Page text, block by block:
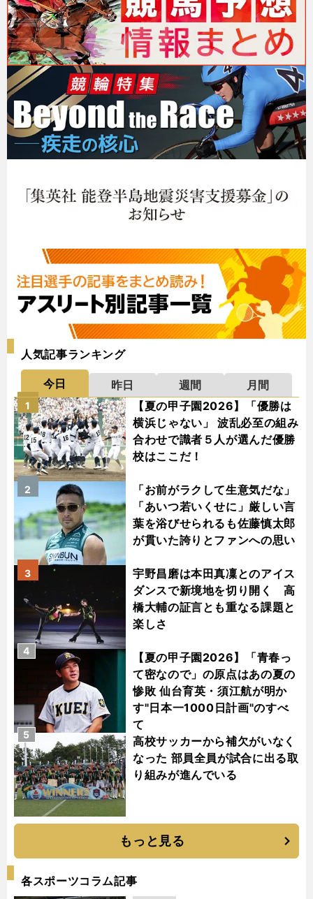
人気記事ランキング
今日 昨日 週間
月間
【夏の甲子園2026】「優勝は
横浜じゃない」 波乱必至の組み
合わせで識者５人が選んだ優勝
校はここだ！
1
「お前がラクして生意気だな」
「あいつ若いくせに」厳しい言
葉を浴びせられるも佐藤慎太郎
が貫いた誇りとファンへの思い
2
宇野昌磨は本田真凜とのアイス
ダンスで新境地を切り開く 高
橋大輔の証言とも重なる課題と
楽しさ
3
【夏の甲子園2026】「青春っ
て密なので」の原点はあの夏の
惨敗 仙台育英・須江航が明か
す"日本一1000日計画"のすべ
て
4
高校サッカーから補欠がいなく
なった 部員全員が試合に出る取
り組みが進んでいる
5
もっと見る
各スポーツコラム記事